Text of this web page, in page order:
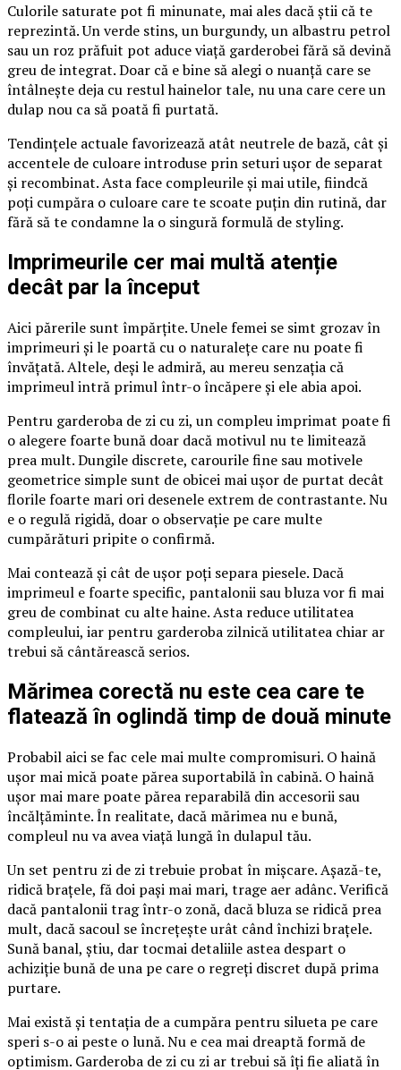
Culorile saturate pot fi minunate, mai ales dacă știi că te
reprezintă. Un verde stins, un burgundy, un albastru petrol
sau un roz prăfuit pot aduce viață garderobei fără să devină
greu de integrat. Doar că e bine să alegi o nuanță care se
întâlnește deja cu restul hainelor tale, nu una care cere un
dulap nou ca să poată fi purtată.
Tendințele actuale favorizează atât neutrele de bază, cât și
accentele de culoare introduse prin seturi ușor de separat
și recombinat. Asta face compleurile și mai utile, fiindcă
poți cumpăra o culoare care te scoate puțin din rutină, dar
fără să te condamne la o singură formulă de styling.
Imprimeurile cer mai multă atenție
decât par la început
Aici părerile sunt împărțite. Unele femei se simt grozav în
imprimeuri și le poartă cu o naturalețe care nu poate fi
învățată. Altele, deși le admiră, au mereu senzația că
imprimeul intră primul într-o încăpere și ele abia apoi.
Pentru garderoba de zi cu zi, un compleu imprimat poate fi
o alegere foarte bună doar dacă motivul nu te limitează
prea mult. Dungile discrete, carourile fine sau motivele
geometrice simple sunt de obicei mai ușor de purtat decât
florile foarte mari ori desenele extrem de contrastante. Nu
e o regulă rigidă, doar o observație pe care multe
cumpărături pripite o confirmă.
Mai contează și cât de ușor poți separa piesele. Dacă
imprimeul e foarte specific, pantalonii sau bluza vor fi mai
greu de combinat cu alte haine. Asta reduce utilitatea
compleului, iar pentru garderoba zilnică utilitatea chiar ar
trebui să cântărească serios.
Mărimea corectă nu este cea care te
flatează în oglindă timp de două minute
Probabil aici se fac cele mai multe compromisuri. O haină
ușor mai mică poate părea suportabilă în cabină. O haină
ușor mai mare poate părea reparabilă din accesorii sau
încălțăminte. În realitate, dacă mărimea nu e bună,
compleul nu va avea viață lungă în dulapul tău.
Un set pentru zi de zi trebuie probat în mișcare. Așază-te,
ridică brațele, fă doi pași mai mari, trage aer adânc. Verifică
dacă pantalonii trag într-o zonă, dacă bluza se ridică prea
mult, dacă sacoul se încrețește urât când închizi brațele.
Sună banal, știu, dar tocmai detaliile astea despart o
achiziție bună de una pe care o regreți discret după prima
purtare.
Mai există și tentația de a cumpăra pentru silueta pe care
speri s-o ai peste o lună. Nu e cea mai dreaptă formă de
optimism. Garderoba de zi cu zi ar trebui să îți fie aliată în